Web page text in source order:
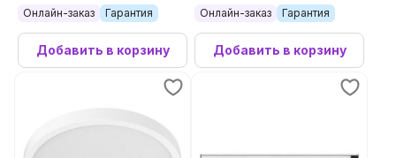
Онлайн-заказ Гарантия
Добавить в корзину
Онлайн-заказ Гарантия
Добавить в корзину